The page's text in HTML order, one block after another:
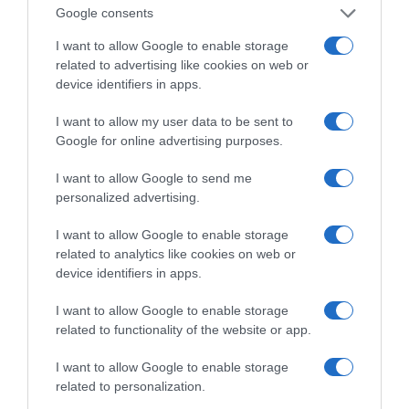
Google consents
I want to allow Google to enable storage
related to advertising like cookies on web or
device identifiers in apps.
I want to allow my user data to be sent to
Google for online advertising purposes.
I want to allow Google to send me
personalized advertising.
I want to allow Google to enable storage
related to analytics like cookies on web or
device identifiers in apps.
I want to allow Google to enable storage
related to functionality of the website or app.
I want to allow Google to enable storage
related to personalization.
της Ζωής μας
Οι άνθρωποι, οι αυθεντικές ιστορίες,
πολιτισμός που μας ενώνει κάθε μέρα.
ΓΙΑ ΤΟ ΚΑΛΟΚΑΊΡΙ ΣΟΥ →
ΡΟΗ ΕΙΔΗΣΕΩΝ